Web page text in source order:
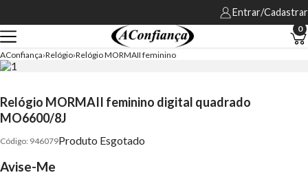
Entrar/Cadastrar
0
AConfiança Relógio Relógio MORMAII feminino
Relógio MORMAII feminino digital quadrado
MO6600/8J
946079Produto Esgotado
Avise-Me